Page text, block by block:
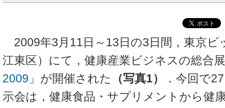
2009年3月11日～13日の3日間，東京ビ
江東区）にて，健康産業ビジネスの総合
2009 」が開催された （写真1）
．今回で
示会は，健康食品・サプリメントから健